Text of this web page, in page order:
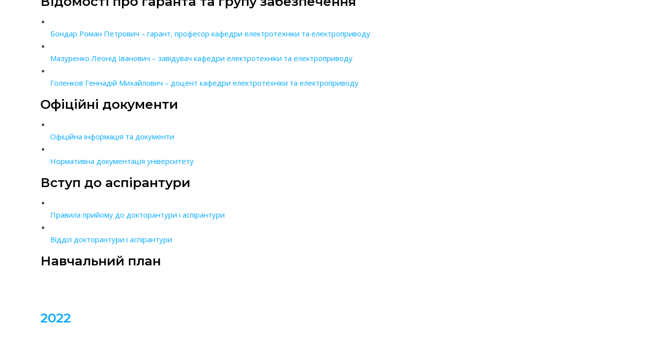
Бондар Роман Петрович – гарант, професор кафедри електротехніки та електроприводу
Мазуренко Леонід Іванович – завідувач кафедри електротехніки та електроприводу
Голенков Геннадій Михайлович – доцент кафедри електротехніки та електроприводу
Офіційні документи
Офіційна інформація та документи
Нормативна документація університету
Вступ до аспірантури
Правила прийому до докторантури і аспірантури
Відділ докторантури і аспірантури
Навчальний план
2022